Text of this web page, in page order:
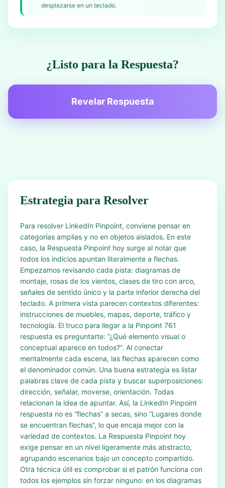
desplazarse en un teclado.
¿Listo para la Respuesta?
Revelar Respuesta
Estrategia para Resolver
Para resolver LinkedIn Pinpoint, conviene pensar en
categorías amplias y no en objetos aislados. En este
caso, la Respuesta Pinpoint hoy surge al notar que
todos los indicios apuntan literalmente a flechas.
Empezamos revisando cada pista: diagramas de
montaje, rosas de los vientos, clases de tiro con arco,
señales de sentido único y la parte inferior derecha del
teclado. A primera vista parecen contextos diferentes:
instrucciones de muebles, mapas, deporte, tráfico y
tecnología. El truco para llegar a la Pinpoint 761
respuesta es preguntarte: “¿Qué elemento visual o
conceptual aparece en todos?”. Al conectar
mentalmente cada escena, las flechas aparecen como
el denominador común. Una buena estrategia es listar
palabras clave de cada pista y buscar superposiciones:
dirección, señalar, moverse, orientación. Todas
relacionan la idea de apuntar. Así, la LinkedIn Pinpoint
respuesta no es “flechas” a secas, sino “Lugares donde
se encuentran flechas”, lo que encaja mejor con la
variedad de contextos. La Respuesta Pinpoint hoy
exige pensar en un nivel ligeramente más abstracto,
agrupando escenarios bajo un concepto compartido.
Otra técnica útil es comprobar si el patrón funciona con
todos los ejemplos sin forzar ninguno: en los diagramas